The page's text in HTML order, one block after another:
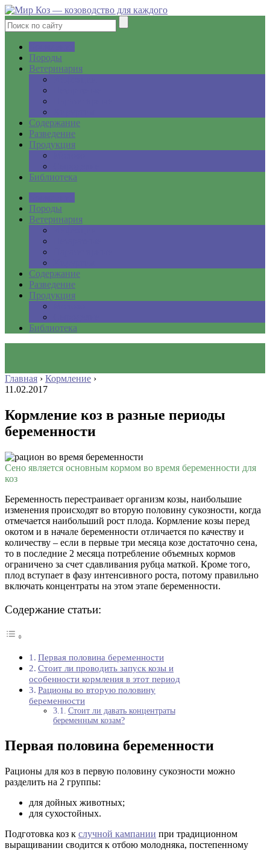
Породы
Ветеринария
Содержание
Разведение
Продукция
Библиотека
Породы
Ветеринария
Содержание
Разведение
Продукция
Библиотека
Главная › Кормление ›
11.02.2017
Кормление коз в разные периоды
беременности
Сено является основным кормом во время беременности для
коз
Беременность перестраивает организм козы, наибольшие
изменения происходят во вторую половину сукозности, когда
отмечается наибольший рост плода. Кормление козы перед
окотом и в начале беременности отличается по качеству и
количеству – если в первые три месяца козе достаточно сена,
то в последние 2 месяца потребление объемных кормов
ограничено за счет сдавливания рубца маткой. Кроме того,
плод вступает в фазу интенсивного роста, потому правильно
включать концентраты на этом этапе беременности.
Содержание статьи:
Первая половина беременности
Стоит ли проводить запуск козы и
особенности кормления в этот период
Рационы во вторую половину
беременности
Стоит ли давать концентраты
беременным козам?
Первая половина беременности
Рационы для коз в первую половину сукозности можно
разделить на 2 группы:
для дойных животных;
для сухостойных.
Подготовка коз к случной кампании при традиционном
выращивании сводится к отбою молодняка, постепенному